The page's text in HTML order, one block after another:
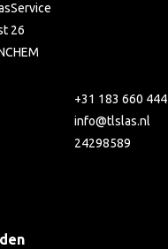
26
+31 183 660 444
info@tlslas.nl
24298589